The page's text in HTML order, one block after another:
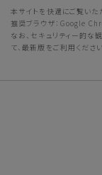
本サイトを快適にご覧いた
推奨ブラウザ：Google
なお、セキュリティー的な
て、最新版をご利用ください